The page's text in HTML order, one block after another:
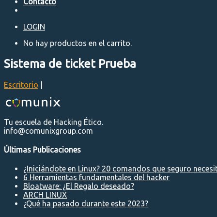
LOGIN
No hay productos en el carrito.
Sistema de ticket Prueba
Escritorio
Tu escuela de Hacking Ético.
info@comunixgroup.com
Últimas Publicaciones
¿Iniciándote en Linux? 20 comandos que seguro
6 Herramientas fundamentales del hacker
Bloatware: ¿El Regalo deseado?
ARCH LINUX
¿Qué ha pasado durante este 2023?